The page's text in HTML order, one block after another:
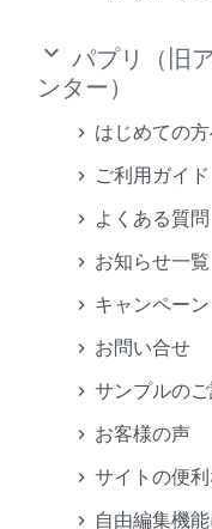
keyboard_arrow_down パプリ（旧
ンター）
はじめての
ご利用ガイド
よくある質問
お知らせ一覧
キャンペー
お問い合せ
サンプルの
お客様の声
サイトの便
自由編集機